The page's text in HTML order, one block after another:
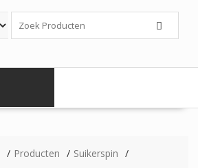
Producten
Suikerspin